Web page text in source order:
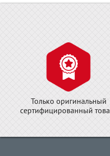
Только оригинальный
сертифицированный